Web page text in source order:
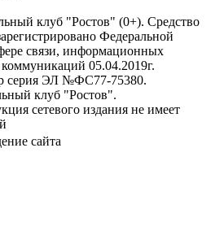
клуб "Ростов" (0+). Средство
Федеральной
связи, информационных
05.04.2019г.
серия ЭЛ №ФС77-75380.
клуб "Ростов".
сетевого издания не имеет
сайта